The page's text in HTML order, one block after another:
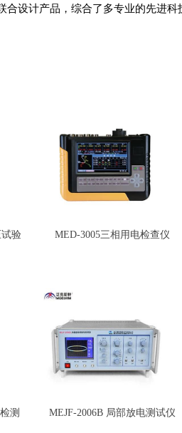
设计产品，综合了多专业的先进
试验
MED-3005三相用电检查仪
测
MEJF-2006B 局部放电测试仪